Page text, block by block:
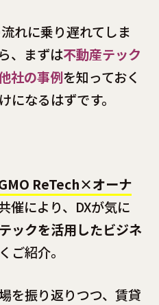
れに乗り遅れてしま
、まずは不動産テック
社の事例を知っておく
になるはずです。
ReTech×オーナ
催により、DXが気に
ックを活用したビジネ
ご紹介。
を振り返りつつ、賃貸